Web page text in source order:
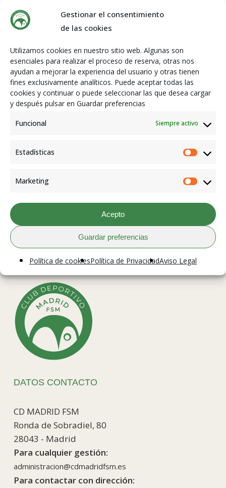
Gestionar el consentimiento
de las cookies
Utilizamos cookies en nuestro sitio web. Algunas son
esenciales para realizar el proceso de reserva, otras nos
ayudan a mejorar la experiencia del usuario y otras tienen
fines exclusivamente analíticos. Puede aceptar todas las
cookies y continuar o puede seleccionar las que desea cargar
y después pulsar en Guardar preferencias
Funcional Siempre activo
Estadísticas
Marketing
Acepto
Guardar preferencias
Política de cookiesPolítica de PrivacidadAviso Legal
Seleccionar
Opciones
Camiseta Baloncesto
Reversible
Seleccionar
Camiseta básica
10,00€
Seleccionar
15,00€ 85,00€
DATOS CONTACTO
CD MADRID FSM
Ronda de Sobradiel, 80
28043 - Madrid
Para cualquier gestión:
administracion@cdmadridfsm.es
Para contactar con dirección: